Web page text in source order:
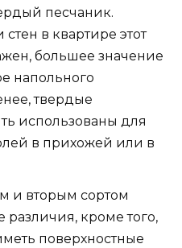
песчаник.
в квартире этот
большее значение
напольного
твердые
использованы для
в прихожей или в
и вторым сортом
различия, кроме того,
поверхностные